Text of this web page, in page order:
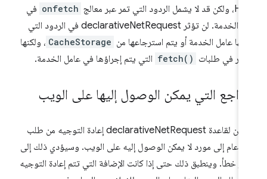
onfetch في
عامل الخدمة. لن تؤثر declarativeNetRequest في الردود التي
عامل الخدمة أو يتم استرجاعها من CacheStorage ، ولكنها
في طلبات fetch() التي يتم إجراؤها في عامل الخدمة.
التي يمكن الوصول إليها على الويب
لا يمكن لقاعدة declarativeNetRequest إعادة التوجيه من طلب
عام إلى مورد لا يمكن الوصول إليه على الويب. وسيؤدي ذلك إلى
خطأ. وينطبق ذلك حتى إذا كانت الإضافة التي تتم إعادة التوجيه